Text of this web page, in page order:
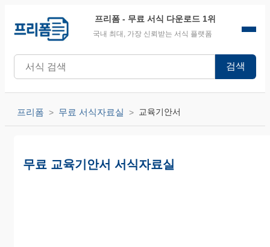
프리폼 - 무료 서식 다운로드 1위
국내 최대, 가장 신뢰받는 서식 플랫폼
검색
프리폼 무료 서식자료실 교육기안서
무료 교육기안서 서식자료실